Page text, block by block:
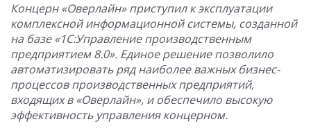
Концерн «Оверлайн» приступил к эксплуатации
комплексной информационной системы, созданной
на базе «1С:Управление производственным
предприятием 8.0». Единое решение позволило
автоматизировать ряд наиболее важных бизнес-
процессов производственных предприятий,
входящих в «Оверлайн», и обеспечило высокую
эффективность управления концерном.